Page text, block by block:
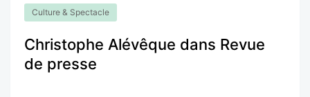
Culture & Spectacle
Christophe Alévêque dans Revue
de presse